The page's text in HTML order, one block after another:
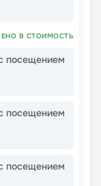
В СТОИМОСТЬ
посещением
посещением
посещением